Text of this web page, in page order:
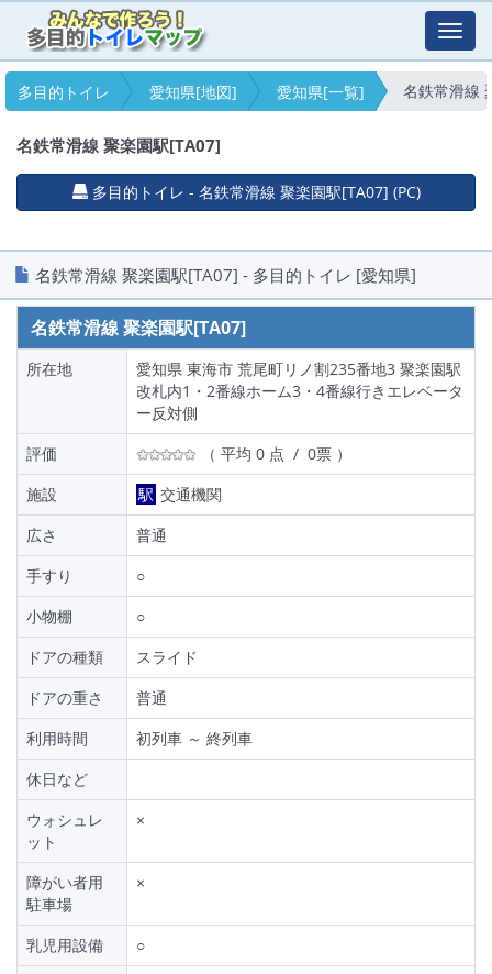
多目的トイレ
愛知県[地図] 愛知県[一覧] 名鉄常滑線
名鉄常滑線 聚楽園駅[TA07]
多目的トイレ - 名鉄常滑線 聚楽園駅[TA07] (PC)
名鉄常滑線 聚楽園駅[TA07] - 多目的トイレ [愛知県]
名鉄常滑線 聚楽園駅[TA07]
所在地
愛知県 東海市 荒尾町リノ割235番地3 聚楽園駅
改札内1・2番線ホーム3・4番線行きエレベータ
ー反対側
評価
（ 平均 0 点 / 0票 ）
施設
駅 交通機関
広さ
普通
手すり
○
小物棚
○
ドアの種類
スライド
ドアの重さ
普通
利用時間
初列車 ～ 終列車
休日など
ウォシュレ
ット
×
障がい者用
駐車場
×
乳児用設備
○